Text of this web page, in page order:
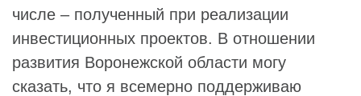
числе – полученный при реализации
инвестиционных проектов. В отношении
развития Воронежской области могу
сказать, что я всемерно поддерживаю